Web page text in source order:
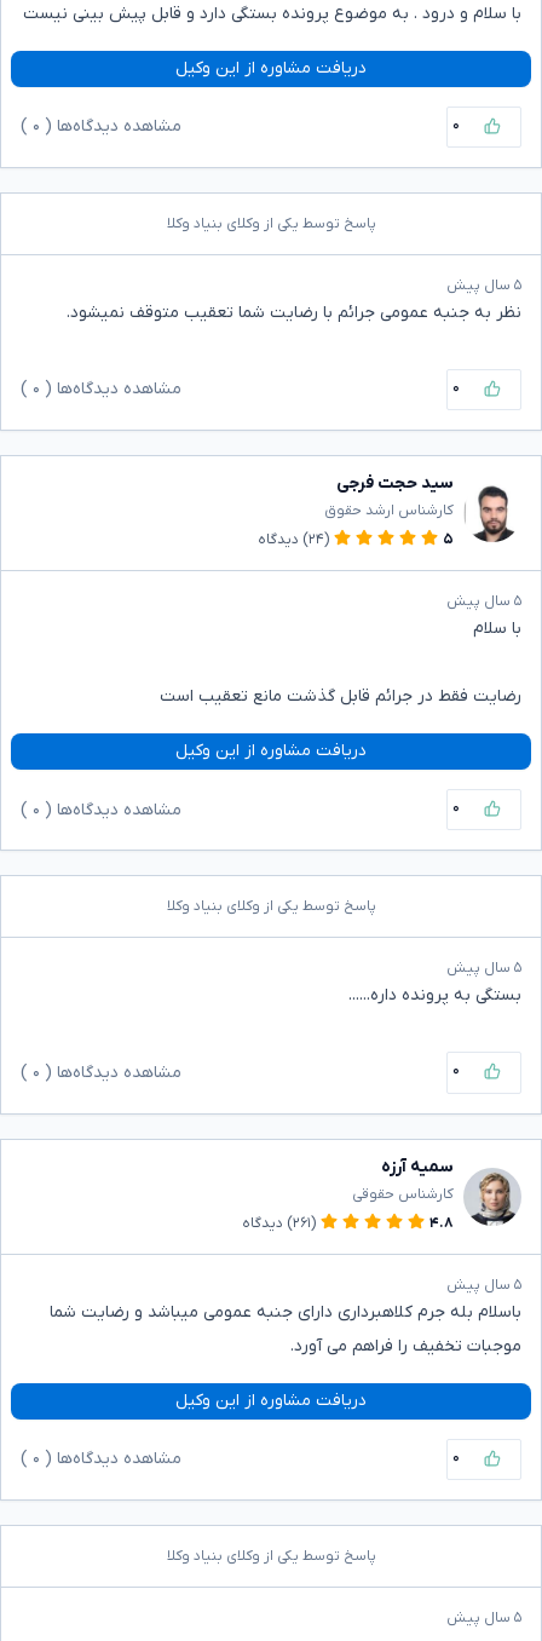
با سلام و درود . به موضوع پرونده بستگی دارد و قابل پیش بینی نیست
دریافت مشاوره از این وکیل
۰ مشاهده دیدگاه‌ها ( ۰
پاسخ توسط یکی از وکلای بنیاد وکلا
۵ سال پیش
نظر به جنبه عمومی جرائم با رضایت شما تعقیب متوقف نمیشود.
۰ مشاهده دیدگاه‌ها ( ۰
سید حجت فرجی
کارشناس ارشد حقوق
۵
(۲۴) دیدگاه
۵ سال پیش
با سلام
رضایت فقط در جرائم قابل گذشت مانع تعقیب است
دریافت مشاوره از این وکیل
۰ مشاهده دیدگاه‌ها ( ۰
پاسخ توسط یکی از وکلای بنیاد وکلا
۵ سال پیش
بستگی به پرونده داره......
۰ مشاهده دیدگاه‌ها ( ۰
سمیه آرزه
کارشناس حقوقی
۴.۸
(۲۶۱) دیدگاه
۵ سال پیش
باسلام بله جرم کلاهبرداری دارای جنبه عمومی میباشد و رضایت شما
موجبات تخفیف را فراهم می آورد.
دریافت مشاوره از این وکیل
۰ مشاهده دیدگاه‌ها ( ۰
پاسخ توسط یکی از وکلای بنیاد وکلا
۵ سال پیش